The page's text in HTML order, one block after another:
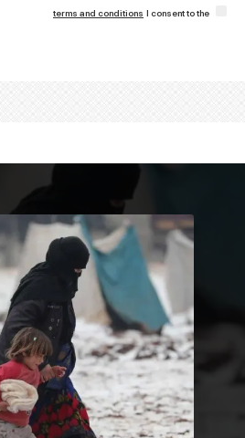
I consent to the
terms and conditions